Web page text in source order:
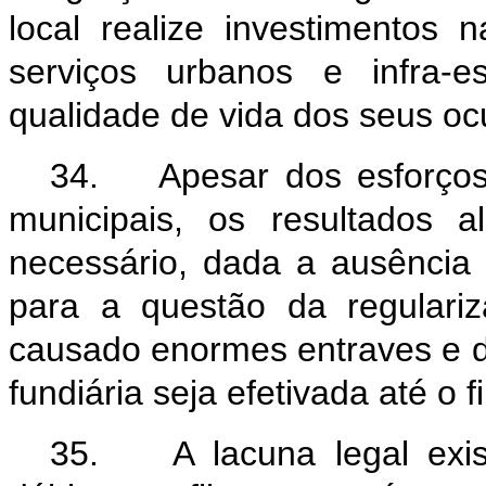
local realize investimentos
serviços urbanos e infra-
qualidade de vida dos seus
34. Apesar dos esforços
municipais, os resultados
necessário, dada a
para a questão da
causado enormes entraves e
fundiária seja efetivada até o
35. A lacuna legal